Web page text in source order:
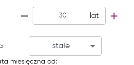
lat
stałe
miesięczna od: